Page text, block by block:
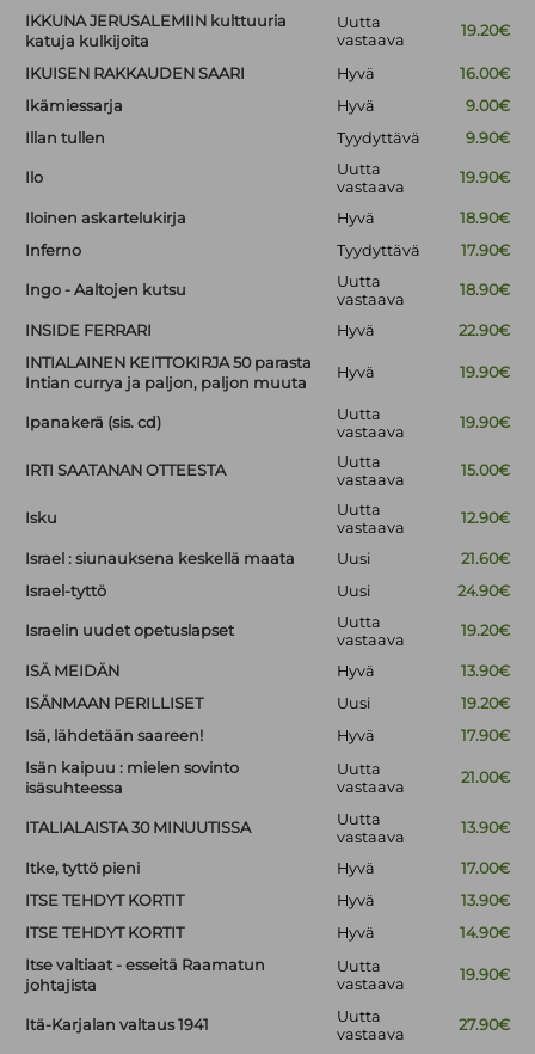
IKKUNA JERUSALEMIIN kulttuuria
katuja kulkijoita
Uutta
vastaava
19.20€
IKUISEN RAKKAUDEN SAARI Hyvä
16.00€
Ikämiessarja
Hyvä
9.00€
Illan tullen
Tyydyttävä 9.90€
Ilo
Uutta
vastaava
19.90€
Iloinen askartelukirja Hyvä
18.90€
Inferno
Tyydyttävä 17.90€
Ingo - Aaltojen kutsu
Uutta
vastaava
18.90€
INSIDE FERRARI Hyvä
22.90€
INTIALAINEN KEITTOKIRJA 50 parasta
Intian currya ja paljon, paljon muuta
Hyvä 19.90€
Ipanakerä (sis. cd)
Uutta
vastaava
19.90€
IRTI SAATANAN OTTEESTA
Uutta
vastaava
15.00€
Isku
Uutta
vastaava
12.90€
Israel : siunauksena keskellä maata Uusi
21.60€
Israel-tyttö
Uusi 24.90€
Israelin uudet opetuslapset
Uutta
vastaava
19.20€
ISÄ MEIDÄN Hyvä
13.90€
ISÄNMAAN PERILLISET
Uusi
19.20€
Isä, lähdetään saareen!
Hyvä
17.90€
Isän kaipuu : mielen sovinto
isäsuhteessa
Uutta
vastaava
21.00€
ITALIALAISTA 30 MINUUTISSA
Uutta
vastaava
13.90€
Itke, tyttö pieni Hyvä
17.00€
ITSE TEHDYT KORTIT
Hyvä
13.90€
ITSE TEHDYT KORTIT
Hyvä
14.90€
Itse valtiaat - esseitä Raamatun
johtajista
Uutta
vastaava
19.90€
Itä-Karjalan valtaus 1941
Uutta
vastaava
27.90€